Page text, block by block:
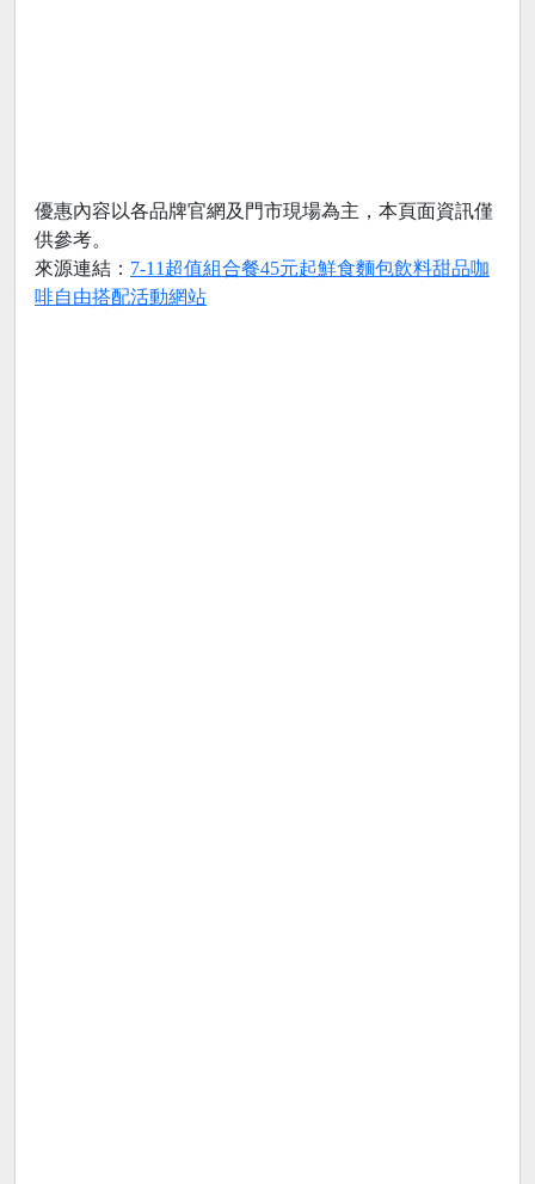
優惠內容以各品牌官網及門市現場為主，本頁面資訊僅
供參考。
來源連結： 7-11超值組合餐45元起鮮食麵包飲料甜品咖
啡自由搭配活動網站